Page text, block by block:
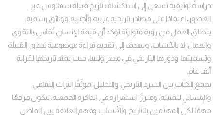
دراسةً توثيقية تسعى إلى استكشاف تاريخ قبيلة سمالوس عبر
العصور، اعتمادًا على مصادر تاريخية عربية وأجنبية ووثائق رسمية.
ينطلق العمل من رؤية متوازنة تؤكد أن قيمة الإنسان تُقاس بالتقوى
والعمل، لا بالأنساب، ويهدف إلى تقديم قراءة موضوعية لجذور القبيلة
وتسميتها ودورها التاريخي في مصر وليبيا، حيث يمتد تاريخها لقرابة
ألف عام.
يجمع الكتاب بين السرد التاريخي والتحليل، موثّقًا التراث الثقافي
والإنساني للقبيلة، ومبرزًا استمراره في الذاكرة الجمعية، ليكون مرجعًا
مهمًا لكل المهتمين بالتاريخ والأنساب وفهم العلاقة بين الماضي